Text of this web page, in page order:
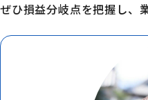
ぜひ損益分岐点を把握し、